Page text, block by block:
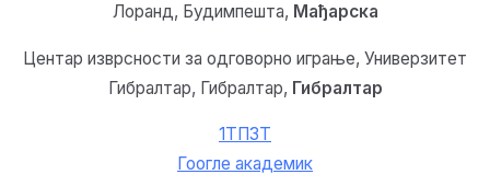
Лоранд, Будимпешта, Мађарска
Центар изврсности за одговорно играње, Универзитет
Гибралтар, Гибралтар, Гибралтар
1ТП3Т
Гоогле академик